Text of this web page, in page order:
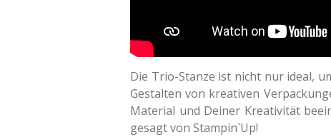
Die Trio-Stanze ist nicht nur ideal,
Gestalten von kreativen
Material und Deiner Kreativität
gesagt von Stampin`Up!